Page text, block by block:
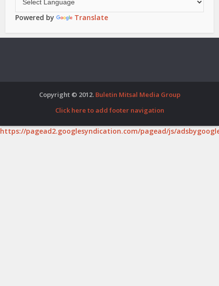
Powered by Translate
Copyright © 2012. Buletin Mitsal Media Group
Click here to add footer navigation
https://pagead2.googlesyndication.com/pagead/js/